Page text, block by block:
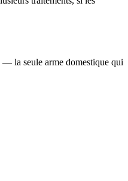
— la seule arme domestique qui